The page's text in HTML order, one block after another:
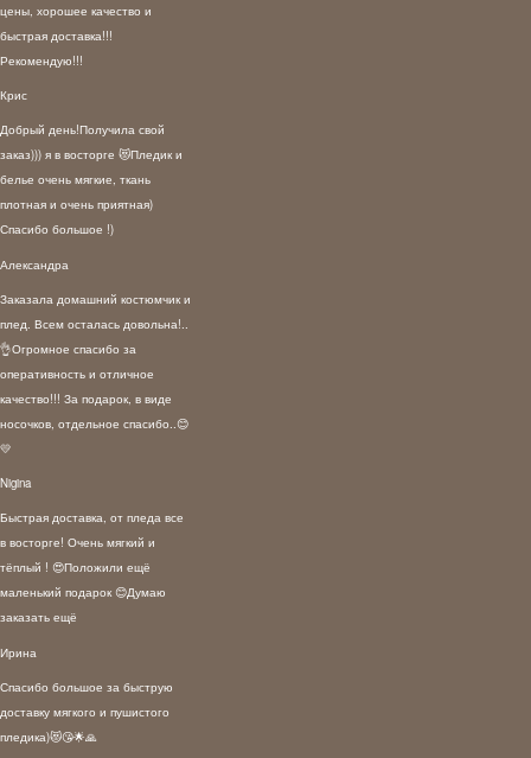
цены, хорошее качество и
быстрая доставка!!!
Рекомендую!!!
Крис
Добрый день!Получила свой
заказ))) я в восторге 😻Пледик и
белье очень мягкие, ткань
плотная и очень приятная)
Спасибо большое !)
Александра
Заказала домашний костюмчик и
плед. Всем осталась довольна!..
👌Огромное спасибо за
оперативность и отличное
качество!!! За подарок, в виде
носочков, отдельное спасибо..😊
💛
Nigina
Быстрая доставка, от пледа все
в восторге! Очень мягкий и
тёплый ! 😍Положили ещё
маленький подарок 😊Думаю
заказать ещё
Ирина
Спасибо большое за быструю
доставку мягкого и пушистого
пледика)😻😘🌟🙏